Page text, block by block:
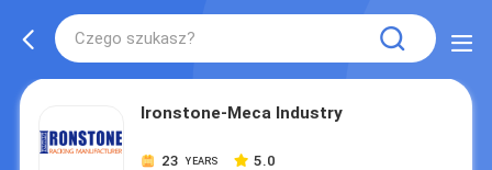
Ironstone-Meca Industry
23 YEARS
5.0